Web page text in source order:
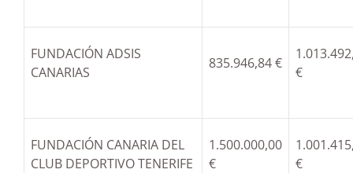
FUNDACIÓN ADSIS
CANARIAS
835.946,84 €
€
FUNDACIÓN CANARIA DEL
CLUB DEPORTIVO TENERIFE
1.500.000,00
€
€